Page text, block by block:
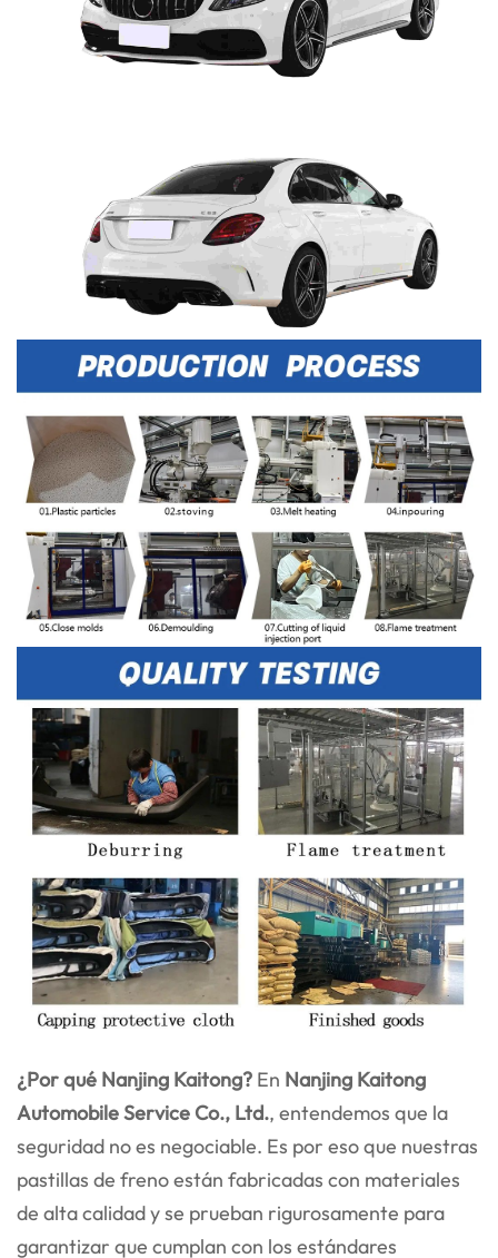
¿Por qué Nanjing Kaitong? En Nanjing Kaitong
Automobile Service Co., Ltd., entendemos que la
seguridad no es negociable. Es por eso que nuestras
pastillas de freno están fabricadas con materiales
de alta calidad y se prueban rigurosamente para
garantizar que cumplan con los estándares